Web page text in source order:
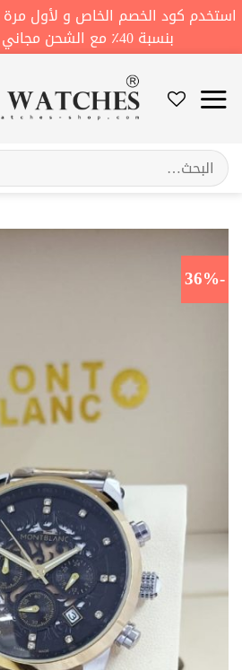
استخدم كود الخصم الخاص و لأول
بنسبة 40٪ مع الشحن مجاني
للمحتوى
البحث
عن:
-36%